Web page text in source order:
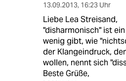
13.09.2013, 16:23 Uhr
Liebe Lea Streisand,
"disharmonisch" ist
wenig gibt, wie
der Klangeindruck,
wollen, nennt sich
Beste Grüße,